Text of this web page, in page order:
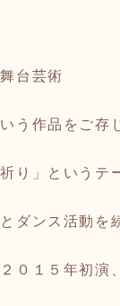
台芸術
う作品をご存
り」というテ
ダンス活動を
０１５年初演、